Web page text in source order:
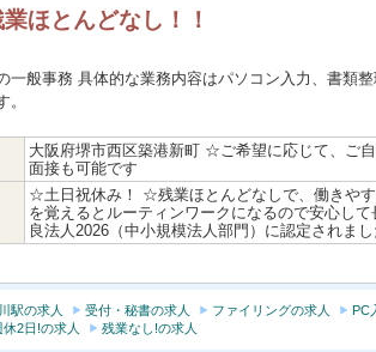
ほとんどなし！！
一般事務 具体的な業務内容はパソコン入力、書類
。
大阪府堺市西区築港新町 ☆ご希望に応じて、ご
面接も可能です
☆土日祝休み！ ☆残業ほとんどなしで、働きや
を覚えるとルーティンワークになるので安心し
良法人2026（中小規模法人部門）に認定されまし
駅の求人 受付・秘書の求人 ファイリングの求人 PC
休2日!の求人 残業なし!の求人